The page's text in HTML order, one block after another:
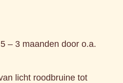
– 3 maanden door o.a.
licht roodbruine tot